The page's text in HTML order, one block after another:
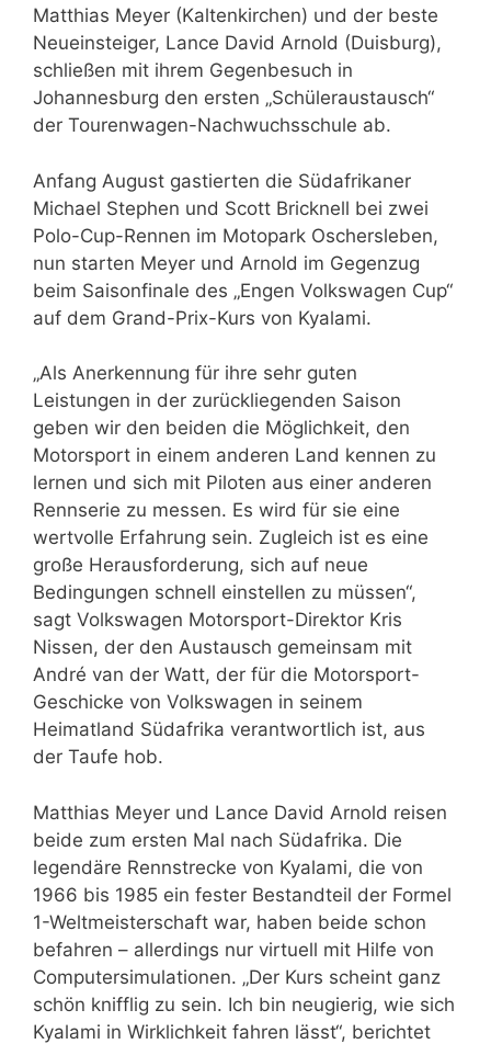
Matthias Meyer (Kaltenkirchen) und der beste
Neueinsteiger, Lance David Arnold (Duisburg),
schließen mit ihrem Gegenbesuch in
Johannesburg den ersten „Schüleraustausch“
der Tourenwagen-Nachwuchsschule ab.
Anfang August gastierten die Südafrikaner
Michael Stephen und Scott Bricknell bei zwei
Polo-Cup-Rennen im Motopark Oschersleben,
nun starten Meyer und Arnold im Gegenzug
beim Saisonfinale des „Engen Volkswagen Cup“
auf dem Grand-Prix-Kurs von Kyalami.
„Als Anerkennung für ihre sehr guten
Leistungen in der zurückliegenden Saison
geben wir den beiden die Möglichkeit, den
Motorsport in einem anderen Land kennen zu
lernen und sich mit Piloten aus einer anderen
Rennserie zu messen. Es wird für sie eine
wertvolle Erfahrung sein. Zugleich ist es eine
große Herausforderung, sich auf neue
Bedingungen schnell einstellen zu müssen“,
sagt Volkswagen Motorsport-Direktor Kris
Nissen, der den Austausch gemeinsam mit
André van der Watt, der für die Motorsport-
Geschicke von Volkswagen in seinem
Heimatland Südafrika verantwortlich ist, aus
der Taufe hob.
Matthias Meyer und Lance David Arnold reisen
beide zum ersten Mal nach Südafrika. Die
legendäre Rennstrecke von Kyalami, die von
1966 bis 1985 ein fester Bestandteil der Formel
1-Weltmeisterschaft war, haben beide schon
befahren – allerdings nur virtuell mit Hilfe von
Computersimulationen. „Der Kurs scheint ganz
schön knifflig zu sein. Ich bin neugierig, wie sich
Kyalami in Wirklichkeit fahren lässt“, berichtet